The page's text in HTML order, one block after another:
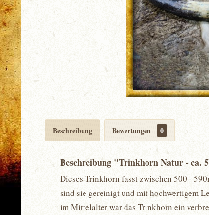
Beschreibung Bewertungen 0
Beschreibung "Trinkhorn Natur - ca.
Dieses Trinkhorn fasst zwischen 500 -
sind sie gereinigt und mit hochwertigem
im Mittelalter war das Trinkhorn ein